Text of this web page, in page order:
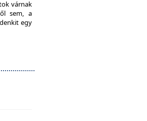
várnak
sem, a
egy